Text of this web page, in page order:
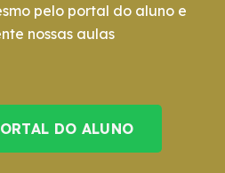
pelo portal do aluno e
nossas aulas
DO ALUNO